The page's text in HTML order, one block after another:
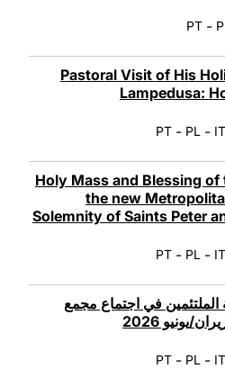
-
PT
Pastoral Visit of His
Lampedusa:
IT
-
PL
-
PT
Holy Mass and Blessing of
the new
Solemnity of Saints Peter
IT
-
PL
-
PT
الملتئمين في اجتماع مجمع
IT
-
PL
-
PT